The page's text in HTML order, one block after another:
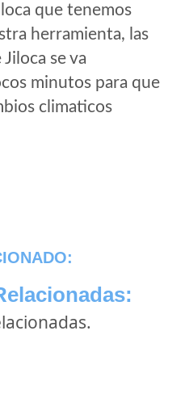
que tenemos
herramienta, las
se va
minutos para que
climaticos